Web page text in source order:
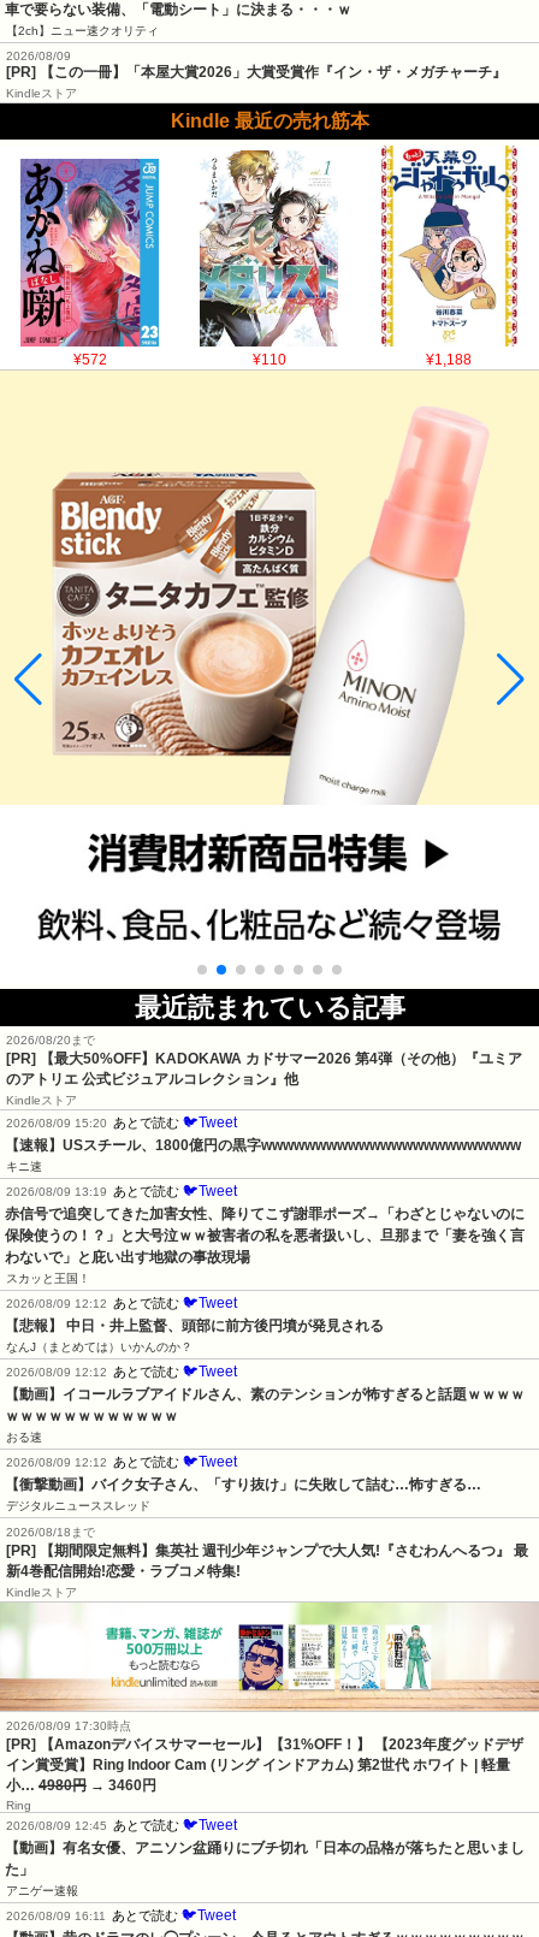
車で要らない装備、「電動シート」に決まる・・・ｗ
【2ch】ニュー速クオリティ
2026/08/09
[PR] 【この一冊】「本屋大賞2026」大賞受賞作『イン・ザ・メガチャーチ』
Kindleストア
Kindle 最近の売れ筋本
¥572 ¥110 ¥1,188
最近読まれている記事
2026/08/20まで
[PR]
【最大50%OFF】KADOKAWA カドサマー2026 第4弾（その他）『ユミア
のアトリエ 公式ビジュアルコレクション』他
Kindleストア
2026/08/09 15:20
あとで読む 🐦Tweet
【速報】USスチール、1800億円の黒字wwwwwwwwwwwwwwwwwwwwwwww
キニ速
2026/08/09 13:19
あとで読む 🐦Tweet
赤信号で追突してきた加害女性、降りてこず謝罪ポーズ→「わざとじゃないのに
保険使うの！？」と大号泣ｗｗ被害者の私を悪者扱いし、旦那まで「妻を強く言
わないで」と庇い出す地獄の事故現場
スカッと王国！
2026/08/09 12:12
あとで読む 🐦Tweet
【悲報】 中日・井上監督、頭部に前方後円墳が発見される
なんJ（まとめては）いかんのか？
2026/08/09 12:12
あとで読む 🐦Tweet
【動画】イコールラブアイドルさん、素のテンションが怖すぎると話題ｗｗｗｗ
ｗｗｗｗｗｗｗｗｗｗｗｗ
おる速
2026/08/09 12:12
あとで読む 🐦Tweet
【衝撃動画】バイク女子さん、「すり抜け」に失敗して詰む…怖すぎる…
デジタルニューススレッド
2026/08/18まで
[PR] 【期間限定無料】集英社 週刊少年ジャンプで大人気!『さむわんへるつ』 最
新4巻配信開始!恋愛・ラブコメ特集!
Kindleストア
2026/08/09 17:30時点
[PR] 【Amazonデバイスサマーセール】【31%OFF！】 【2023年度グッドデザ
イン賞受賞】Ring Indoor Cam (リング インドアカム) 第2世代 ホワイト | 軽量
小… 4980円 → 3460円
Ring
2026/08/09 12:45
あとで読む 🐦Tweet
【動画】有名女優、アニソン盆踊りにブチ切れ「日本の品格が落ちたと思いまし
た」
アニゲー速報
2026/08/09 16:11
あとで読む 🐦Tweet